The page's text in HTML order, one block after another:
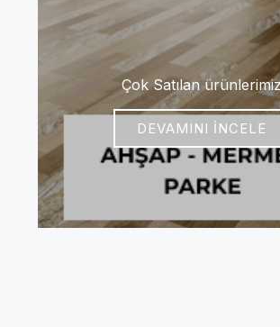
Çok Satılan
DEVAMINI İNCELE